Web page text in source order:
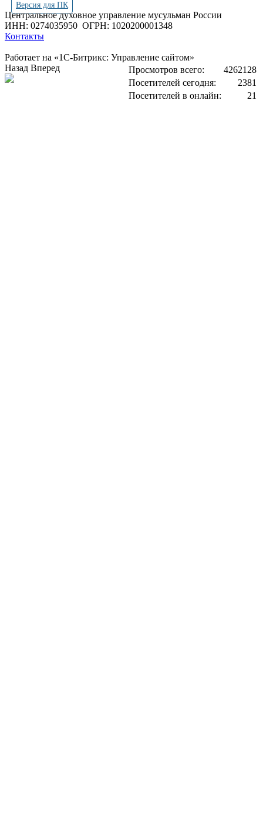
Версия для ПК
Центральное духовное управление мусульман России
ИНН: 0274035950 ОГРН: 1020200001348
Контакты
Работает на «1С-Битрикс: Управление сайтом»
Просмотров всего:
4262128
Посетителей сегодня:
2381
Посетителей в онлайн:
21
Назад Вперед